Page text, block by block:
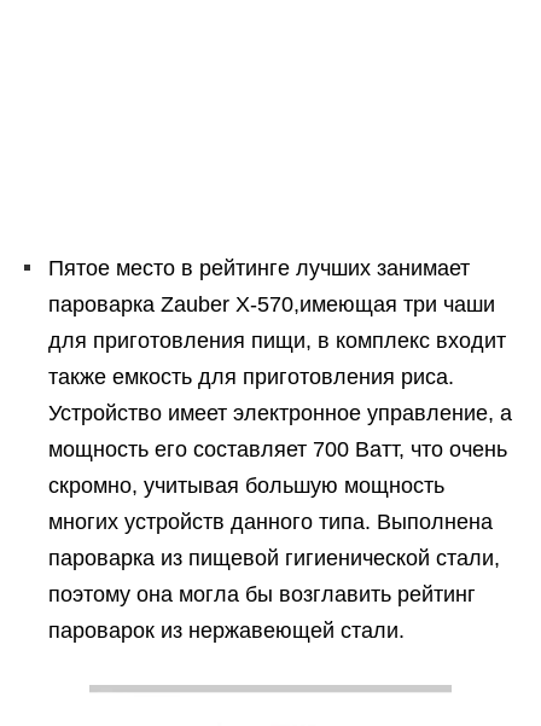
Пятое место в рейтинге лучших занимает
пароварка Zauber X-570,имеющая три чаши
для приготовления пищи, в комплекс входит
также емкость для приготовления риса.
Устройство имеет электронное управление, а
мощность его составляет 700 Ватт, что очень
скромно, учитывая большую мощность
многих устройств данного типа. Выполнена
пароварка из пищевой гигиенической стали,
поэтому она могла бы возглавить рейтинг
пароварок из нержавеющей стали.